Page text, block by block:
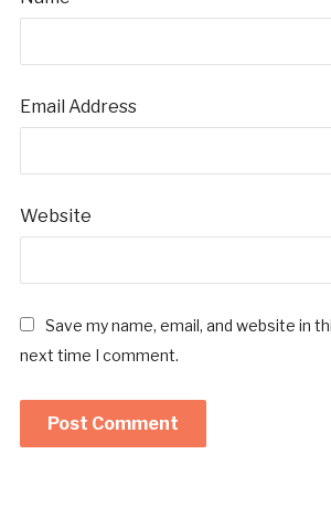
Email Address
Website
Save my name, email, and website in
next time I comment.